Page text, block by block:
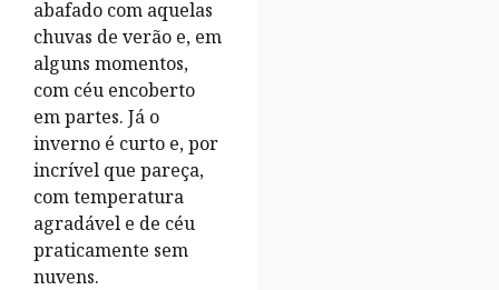
abafado com aquelas
chuvas de verão e, em
alguns momentos,
com céu encoberto
em partes. Já o
inverno é curto e, por
incrível que pareça,
com temperatura
agradável e de céu
praticamente sem
nuvens.